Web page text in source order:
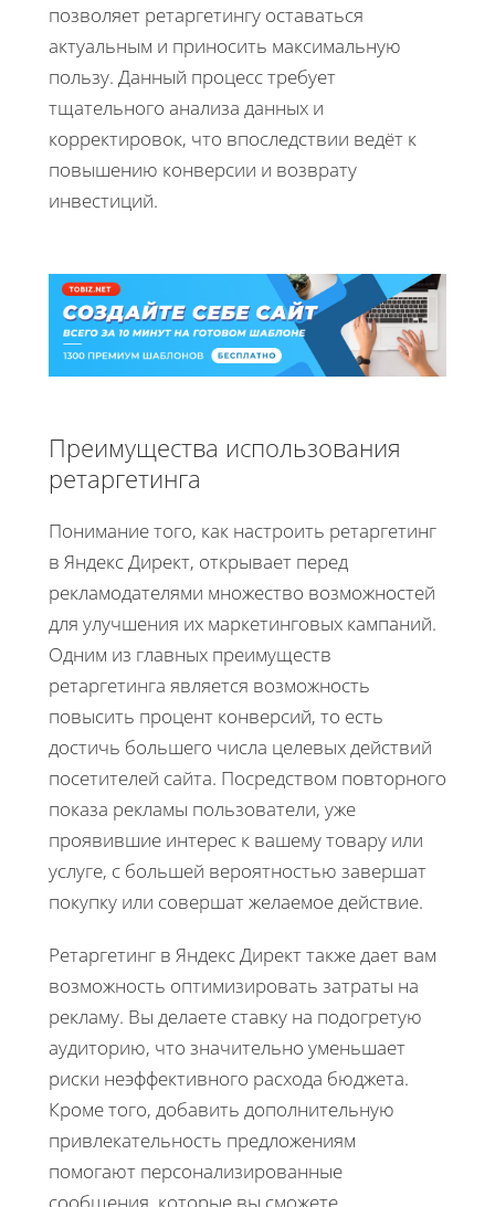
позволяет ретаргетингу оставаться
актуальным и приносить максимальную
пользу. Данный процесс требует
тщательного анализа данных и
корректировок, что впоследствии ведёт к
повышению конверсии и возврату
инвестиций.
Преимущества использования
ретаргетинга
Понимание того, как настроить ретаргетинг
в Яндекс Директ, открывает перед
рекламодателями множество возможностей
для улучшения их маркетинговых кампаний.
Одним из главных преимуществ
ретаргетинга является возможность
повысить процент конверсий, то есть
достичь большего числа целевых действий
посетителей сайта. Посредством повторного
показа рекламы пользователи, уже
проявившие интерес к вашему товару или
услуге, с большей вероятностью завершат
покупку или совершат желаемое действие.
Ретаргетинг в Яндекс Директ также дает вам
возможность оптимизировать затраты на
рекламу. Вы делаете ставку на подогретую
аудиторию, что значительно уменьшает
риски неэффективного расхода бюджета.
Кроме того, добавить дополнительную
привлекательность предложениям
помогают персонализированные
сообщения, которые вы сможете